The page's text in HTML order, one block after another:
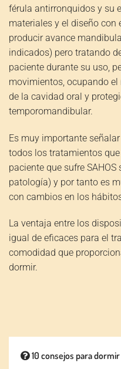
férula antirronquidos y su
materiales y el diseño con
producir avance
indicados) pero tratando
paciente durante su uso,
movimientos, ocupando
de la cavidad oral y
temporomandibular.
Es muy importante
todos los tratamientos
paciente que sufre
patología) y por tanto es
con cambios en los
La ventaja entre los
igual de eficaces para el
comodidad que
dormir.
10 consejos para